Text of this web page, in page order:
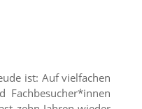
ist: Auf vielfachen
Fachbesucher*innen